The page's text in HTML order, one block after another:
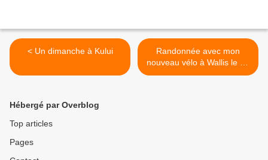
< Un dimanche à Kului
Randonnée avec mon
nouveau vélo à Wallis le 11
novembre >
Hébergé par Overblog
Top articles
Pages